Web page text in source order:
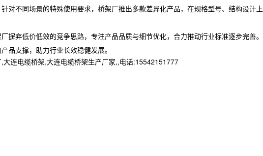
对不同场景的特殊使用要求，桥架厂推出多款差异化产品，在规格型号、结构设计上
弃低价低效的竞争思路，专注产品品质与细节优化，合力推动行业标准逐步完善。
品支撑，助力行业长效稳健发展。
连电缆桥架,大连电缆桥架生产厂家,,电话:15542151777